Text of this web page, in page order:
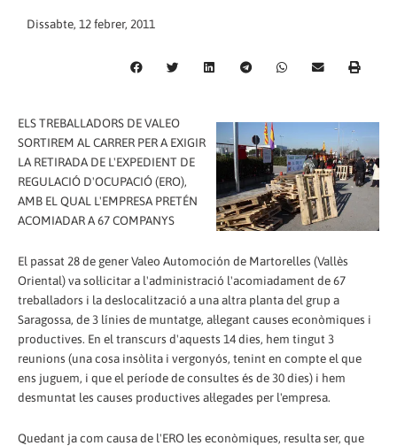
Dissabte, 12 febrer, 2011
ELS TREBALLADORS DE VALEO
SORTIREM AL CARRER PER A EXIGIR
LA RETIRADA DE L'EXPEDIENT DE
REGULACIÓ D'OCUPACIÓ (ERO),
AMB EL QUAL L'EMPRESA PRETÉN
ACOMIADAR A 67 COMPANYS
El passat 28 de gener Valeo Automoción de Martorelles (Vallès
Oriental) va sol·licitar a l'administració l'acomiadament de 67
treballadors i la deslocalització a una altra planta del grup a
Saragossa, de 3 línies de muntatge, al·legant causes econòmiques i
productives. En el transcurs d'aquests 14 dies, hem tingut 3
reunions (una cosa insòlita i vergonyós, tenint en compte el que
ens juguem, i que el període de consultes és de 30 dies) i hem
desmuntat les causes productives al·legades per l'empresa.
Quedant ja com causa de l'ERO les econòmiques, resulta ser, que